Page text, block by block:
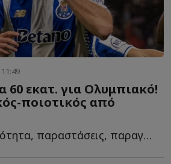
60 εκατ. για Ολυμπιακό!
ποιοτικός από
Έχει τεχνική ποιότητα, παραστάσεις, παραγωγή σε γκολ κ...